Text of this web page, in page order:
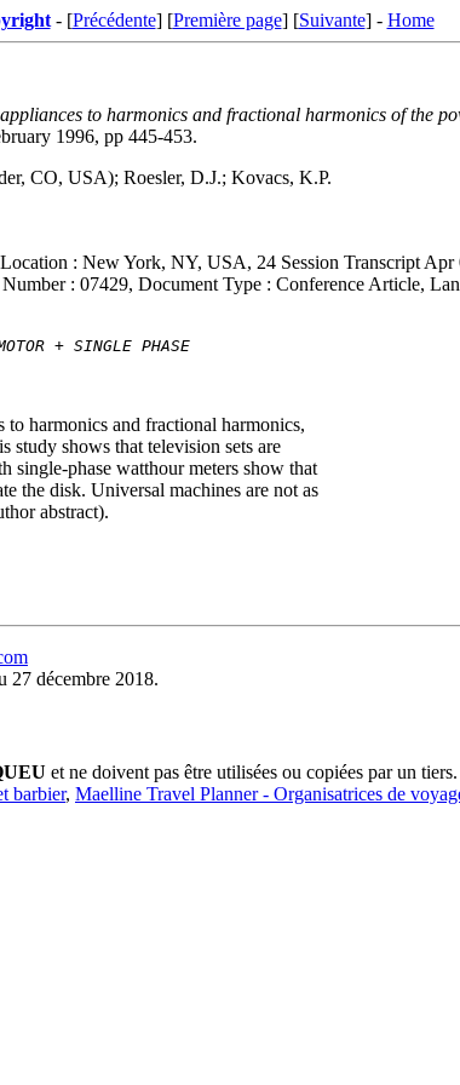
- [Précédente] [Première page] [Suivante] - Home
to harmonics and fractional harmonics of the
1996, pp 445-453.
CO, USA); Roesler, D.J.; Kovacs, K.P.
: New York, NY, USA, 24 Session Transcript Apr
: 07429, Document Type : Conference Article,
+ SINGLE PHASE
harmonics and fractional harmonics,
study shows that television sets are
single-phase watthour meters show that
the disk. Universal machines are not as
abstract).
27 décembre 2018.
et ne doivent pas être utilisées ou copiées par un tiers.
barbier, Maelline Travel Planner - Organisatrices de